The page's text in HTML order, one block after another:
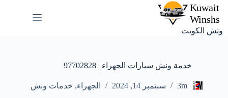
ونش الكويت
خدمة ونش سيارات الجهراء | 97702828
3m سبتمبر 14, 2024 الجهراء, خدمات ونش